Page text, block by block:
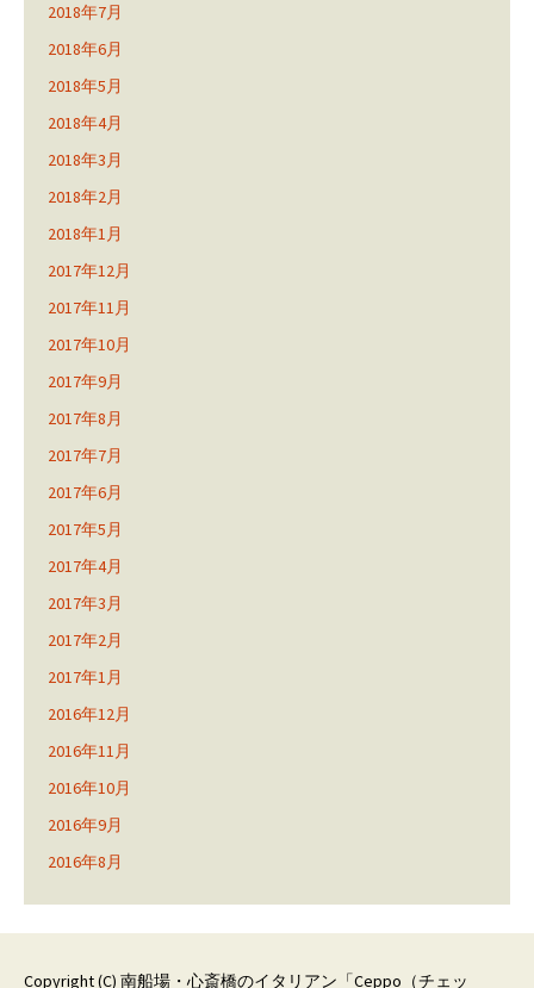
2018年7月
2018年6月
2018年5月
2018年4月
2018年3月
2018年2月
2018年1月
2017年12月
2017年11月
2017年10月
2017年9月
2017年8月
2017年7月
2017年6月
2017年5月
2017年4月
2017年3月
2017年2月
2017年1月
2016年12月
2016年11月
2016年10月
2016年9月
2016年8月
Copyright (C) 南船場・心斎橋のイタリアン「Ceppo（チェッ